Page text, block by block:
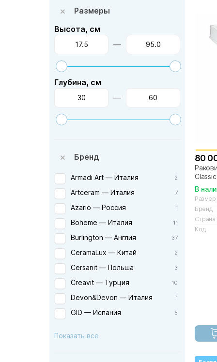
Размеры
Высота, см
—
Глубина, см
—
Бренд
Armadi Art — Италия 2
Artceram — Италия 7
Azario — Россия 1
Boheme — Италия 11
Burlington — Англия 37
CeramaLux — Китай 2
Cersanit — Польша 3
Creavit — Турция 10
Devon&Devon — Италия 1
GID — Испания 5
Показать все
80
В
Размер
Бренд
Страна
Код